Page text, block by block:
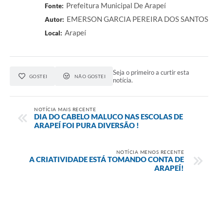
Fonte: Prefeitura Municipal De Arapeí
Autor: EMERSON GARCIA PEREIRA DOS SANTOS
Local: Arapeí
GOSTEI NÃO GOSTEI
Seja o primeiro a curtir esta
notícia.
NOTÍCIA MAIS RECENTE
DIA DO CABELO MALUCO NAS ESCOLAS DE
ARAPEÍ FOI PURA DIVERSÃO !
NOTÍCIA MENOS RECENTE
A CRIATIVIDADE ESTÁ TOMANDO CONTA DE
ARAPEÍ!